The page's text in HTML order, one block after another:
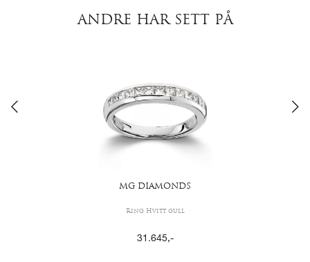
ANDRE HAR SETT PÅ
MG DIAMONDS
Ring Hvitt gull
31.645,-